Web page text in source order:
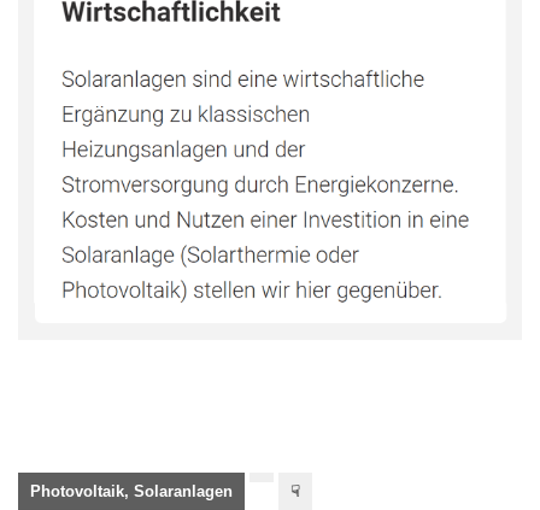
Photovoltaik, Solaranlagen ☟